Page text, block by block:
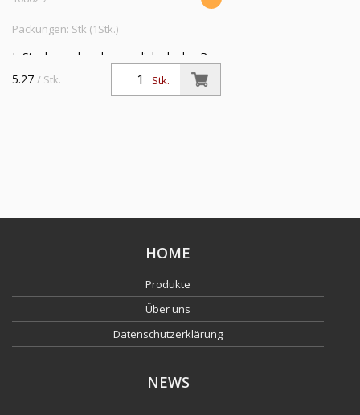
Packungen: Stk (1Stk.)
L-Steckverschraubung »click-clock«, R
1/4 a., für Schlauch-Außen-Ø 10 mm,
Arbeitsdruck max. 16 bar, Messing
Stk.
5.27 / Stk.
HOME
Produkte
Über uns
Datenschutzerklärung
NEWS